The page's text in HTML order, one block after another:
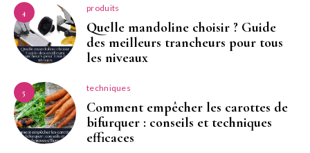
4 produits
Quelle mandoline choisir ? Guide
des meilleurs trancheurs pour tous
les niveaux
5 techniques
Comment empêcher les carottes de
bifurquer : conseils et techniques
efficaces